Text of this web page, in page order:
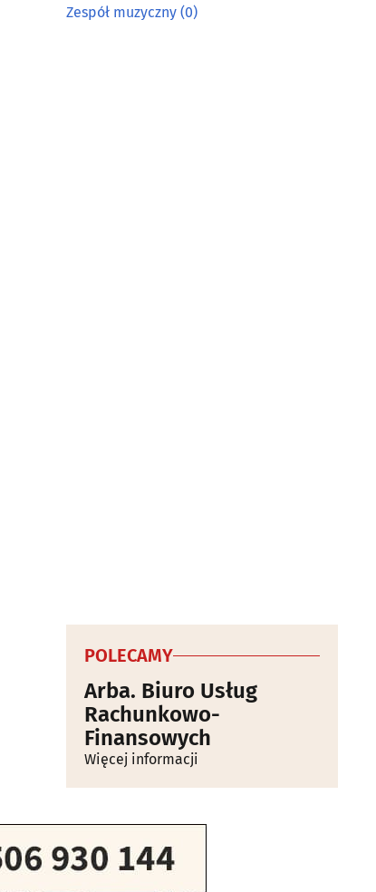
Zespół muzyczny (0)
POLECAMY
Arba. Biuro Usług
Rachunkowo-
Finansowych
Więcej informacji